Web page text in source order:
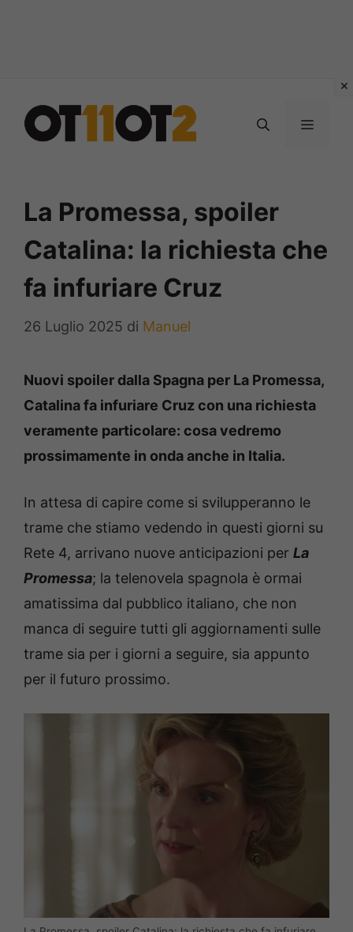
contenuto
MENU
La Promessa, spoiler
Catalina: la richiesta che
fa infuriare Cruz
26 Luglio 2025 di Manuel
Nuovi spoiler dalla Spagna per La Promessa,
Catalina fa infuriare Cruz con una richiesta
veramente particolare: cosa vedremo
prossimamente in onda anche in Italia.
In attesa di capire come si svilupperanno le
trame che stiamo vedendo in questi giorni su
Rete 4, arrivano nuove anticipazioni per La
Promessa; la telenovela spagnola è ormai
amatissima dal pubblico italiano, che non
manca di seguire tutti gli aggiornamenti sulle
trame sia per i giorni a seguire, sia appunto
per il futuro prossimo.